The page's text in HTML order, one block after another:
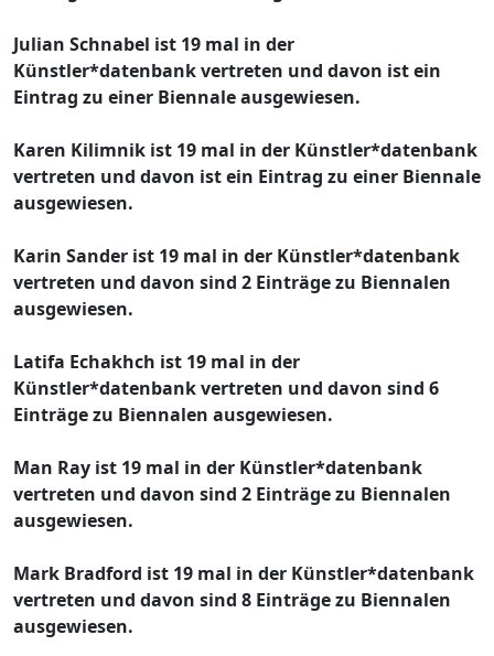
Julian Schnabel ist 19 mal in der
Künstler*datenbank vertreten und davon ist ein
Eintrag zu einer Biennale ausgewiesen.
Karen Kilimnik ist 19 mal in der Künstler*datenbank
vertreten und davon ist ein Eintrag zu einer Biennale
ausgewiesen.
Karin Sander ist 19 mal in der Künstler*datenbank
vertreten und davon sind 2 Einträge zu Biennalen
ausgewiesen.
Latifa Echakhch ist 19 mal in der
Künstler*datenbank vertreten und davon sind 6
Einträge zu Biennalen ausgewiesen.
Man Ray ist 19 mal in der Künstler*datenbank
vertreten und davon sind 2 Einträge zu Biennalen
ausgewiesen.
Mark Bradford ist 19 mal in der Künstler*datenbank
vertreten und davon sind 8 Einträge zu Biennalen
ausgewiesen.